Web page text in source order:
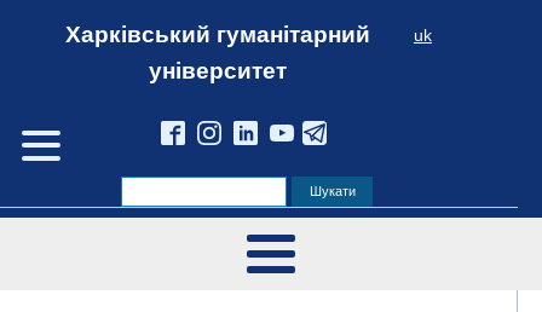
Харківський гуманітарний
університет
uk